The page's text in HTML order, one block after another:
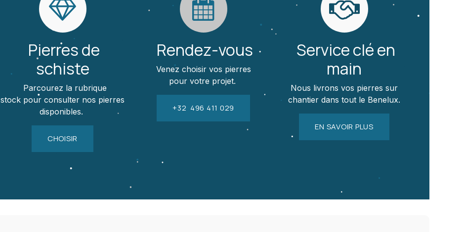
Pierres de
schiste
Parcourez la rubrique
stock pour consulter nos pierres
disponibles.
CHOISIR
Rendez-vous
Venez choisir vos pierres
pour votre projet.
+32 496 411 029
Service clé en
main
Nous livrons vos pierres sur
chantier dans tout le Benelux.
EN SAVOIR PLUS